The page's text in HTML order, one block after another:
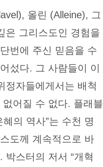
올린 (Alleine), 그
은 그리스도인 경험을
번에 주신 믿음을 수
섰다. 그 사람들이 이
정자들에게서는 배척
어질 수 없다. 플래블
혜의 역사”는 수천 명
도께 계속적으로 바
스터의 저서 “개혁